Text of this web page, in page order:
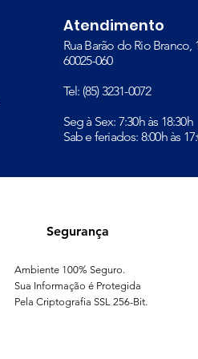
Atendimento
Rua Barão do Rio Branco,
60025-060​
Tel: (85) 3231-0072
​Seg à Sex: 7:30h às 18:30h
Sab e feriados: 8:00h às
Segurança
Ambiente 100% Seguro.
Sua Informação é Protegida
Pela Criptografia SSL 256-Bit.